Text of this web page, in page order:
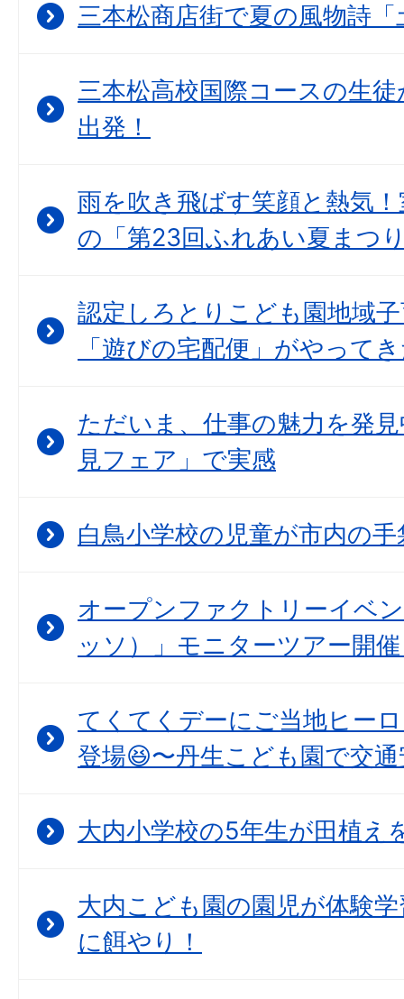
三本松商店街で夏の風物詩
三本松高校国際コースの生
出発！
雨を吹き飛ばす笑顔と熱気
の「第23回ふれあい夏まつ
認定しろとりこども園地域
「遊びの宅配便」がやって
ただいま、仕事の魅力を発
見フェア」で実感
白鳥小学校の児童が市内の
オープンファクトリーイベ
ッソ）」モニターツアー開
てくてくデーにご当地ヒー
登場😆〜丹生こども園で交
大内小学校の5年生が田植え
大内こども園の園児が体験
に餌やり！